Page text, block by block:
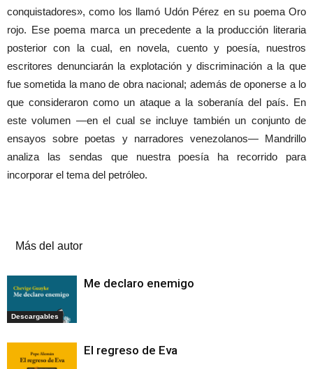
conquistadores», como los llamó Udón Pérez en su poema Oro
rojo. Ese poema marca un precedente a la producción literaria
posterior con la cual, en novela, cuento y poesía, nuestros
escritores denunciarán la explotación y discriminación a la que
fue sometida la mano de obra nacional; además de oponerse a lo
que consideraron como un ataque a la soberanía del país. En
este volumen —en el cual se incluye también un conjunto de
ensayos sobre poetas y narradores venezolanos— Mandrillo
analiza las sendas que nuestra poesía ha recorrido para
incorporar el tema del petróleo.
Más del autor
Descargables
Me declaro enemigo
El regreso de Eva